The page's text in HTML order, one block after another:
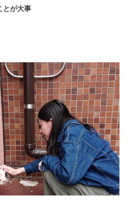
とが大事